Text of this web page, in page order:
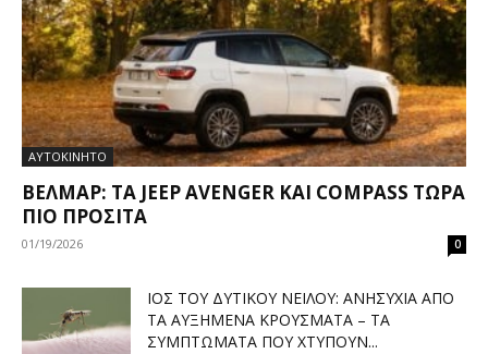
ΑΥΤΟΚΙΝΗΤΟ
ΒΕΛΜΆΡ: ΤΑ JEEP AVENGER ΚΑΙ COMPASS ΤΏΡΑ
ΠΙΟ ΠΡΟΣΙΤΆ
01/19/2026 0
ΙΌΣ ΤΟΥ ΔΥΤΙΚΟΎ ΝΕΊΛΟΥ: ΑΝΗΣΥΧΊΑ ΑΠΌ
ΤΑ ΑΥΞΗΜΈΝΑ ΚΡΟΎΣΜΑΤΑ – ΤΑ
ΣΥΜΠΤΏΜΑΤΑ ΠΟΥ ΧΤΥΠΟΎΝ...